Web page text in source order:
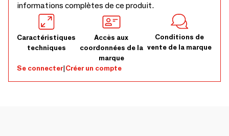
informations complètes de ce produit.
Caractéristiques
techniques
Accès aux
coordonnées de la
marque
Conditions de
vente de la marque
Se connecter|Créer un compte